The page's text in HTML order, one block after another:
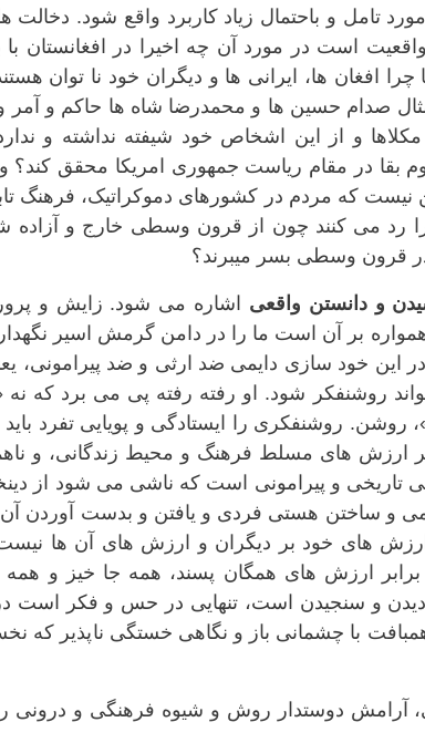
تامل و باحتمال زیاد کاربرد واقع شود. دخالت
است در مورد آن چه اخیرا در افغانستان با
افغان ها، ایرانی ها و دیگران خود نا توان
صدام حسین ها و محمدرضا شاه ها حاکم و آمر
و از این اشخاص خود شیفته نداشته و
بقا در مقام ریاست جمهوری امریکا محقق کند؟
علت این نیست که مردم در کشورهای دموکراتیک، فرهنگ
رد می کنند چون از قرون وسطی خارج و آزاده
در قرون وسطی بسر میبرند؟
و دانستن واقعی اشاره می شود. زایش و
همواره بر آن است ما را در دامن گرمش اسیر
این خود سازی دایمی ضد ارثی و ضد پیرامونی،
روشنفکر شود. او رفته رفته پی می برد که نه
روشن. روشنفکری را ایستادگی و پویایی تفرد
ارزش های مسلط فرهنگ و محیط زندگانی، و
تاریخی و پیرامونی است که ناشی می شود از
و ساختن هستی فردی و یافتن و بدست آوردن آن.
های خود بر دیگران و ارزش های آن ها
ارزش های همگان پسند، همه جا خیز و همه
دیدن و سنجیدن است، تنهایی در حس و فکر است در
با چشمانی باز و نگاهی خستگی ناپذیر که
آرامش دوستدار روش و شیوه فرهنگی و درونی